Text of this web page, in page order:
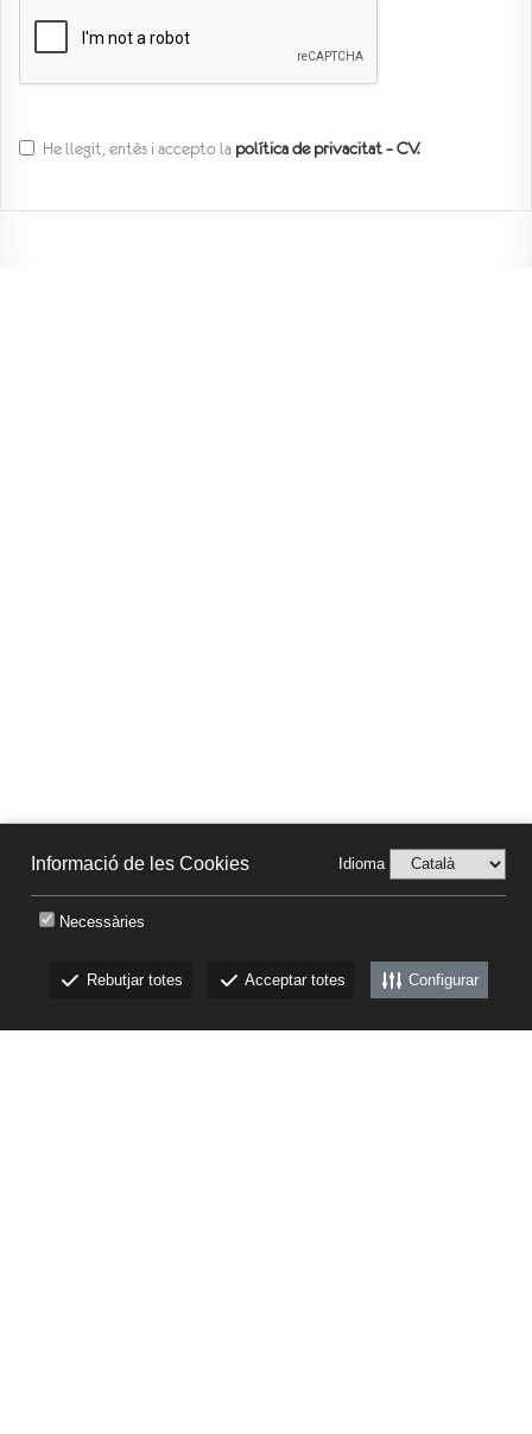
He llegit, entès i accepto la política de privacitat – CV.
Informació de les Cookies Idioma
Necessàries
Rebutjar totes Acceptar totes Configurar